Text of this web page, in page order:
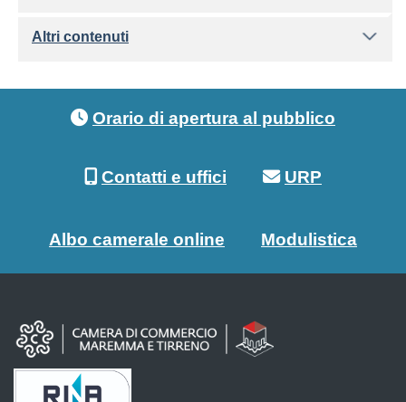
Altri contenuti
Orario di apertura al pubblico
Contatti e uffici URP
Albo camerale online Modulistica